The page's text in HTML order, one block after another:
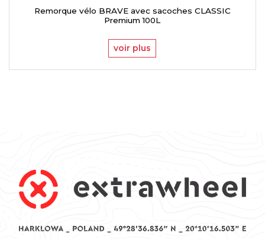
Remorque vélo BRAVE avec sacoches CLASSIC
Premium 100L
voir plus